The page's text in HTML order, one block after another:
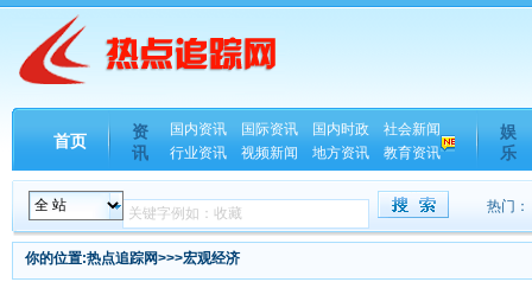
首页
资
讯
国内资讯 国际资讯 国内时政
社会新闻
行业资讯
视频新闻 地方资讯 教育资讯
娱
乐
热门：
你的位置:热点追踪网>>>宏观经济